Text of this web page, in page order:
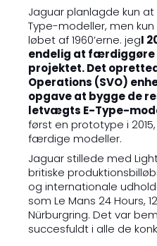
Jaguar planlagde kun at
Type-modeller, men kun
løbet af 1960’erne. jegI
endelig at færdiggøre
projektet. Det
Operations (SVO)
opgave at bygge de
letvægts E-Type-
først en prototype i
færdige modeller.
Jaguar stillede med
britiske
og internationale
som Le Mans 24 Hours,
Nürburgring. Det var
succesfuldt i alle de